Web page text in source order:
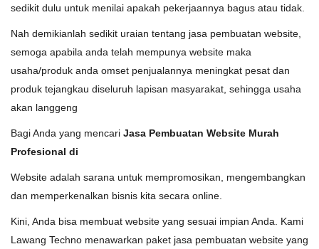
sedikit dulu untuk menilai apakah pekerjaannya bagus atau tidak.
Nah demikianlah sedikit uraian tentang jasa pembuatan website,
semoga apabila anda telah mempunya website maka
usaha/produk anda omset penjualannya meningkat pesat dan
produk tejangkau diseluruh lapisan masyarakat, sehingga usaha
akan langgeng
Bagi Anda yang mencari Jasa Pembuatan Website Murah
Profesional di
Website adalah sarana untuk mempromosikan, mengembangkan
dan memperkenalkan bisnis kita secara online.
Kini, Anda bisa membuat website yang sesuai impian Anda. Kami
Lawang Techno menawarkan paket jasa pembuatan website yang